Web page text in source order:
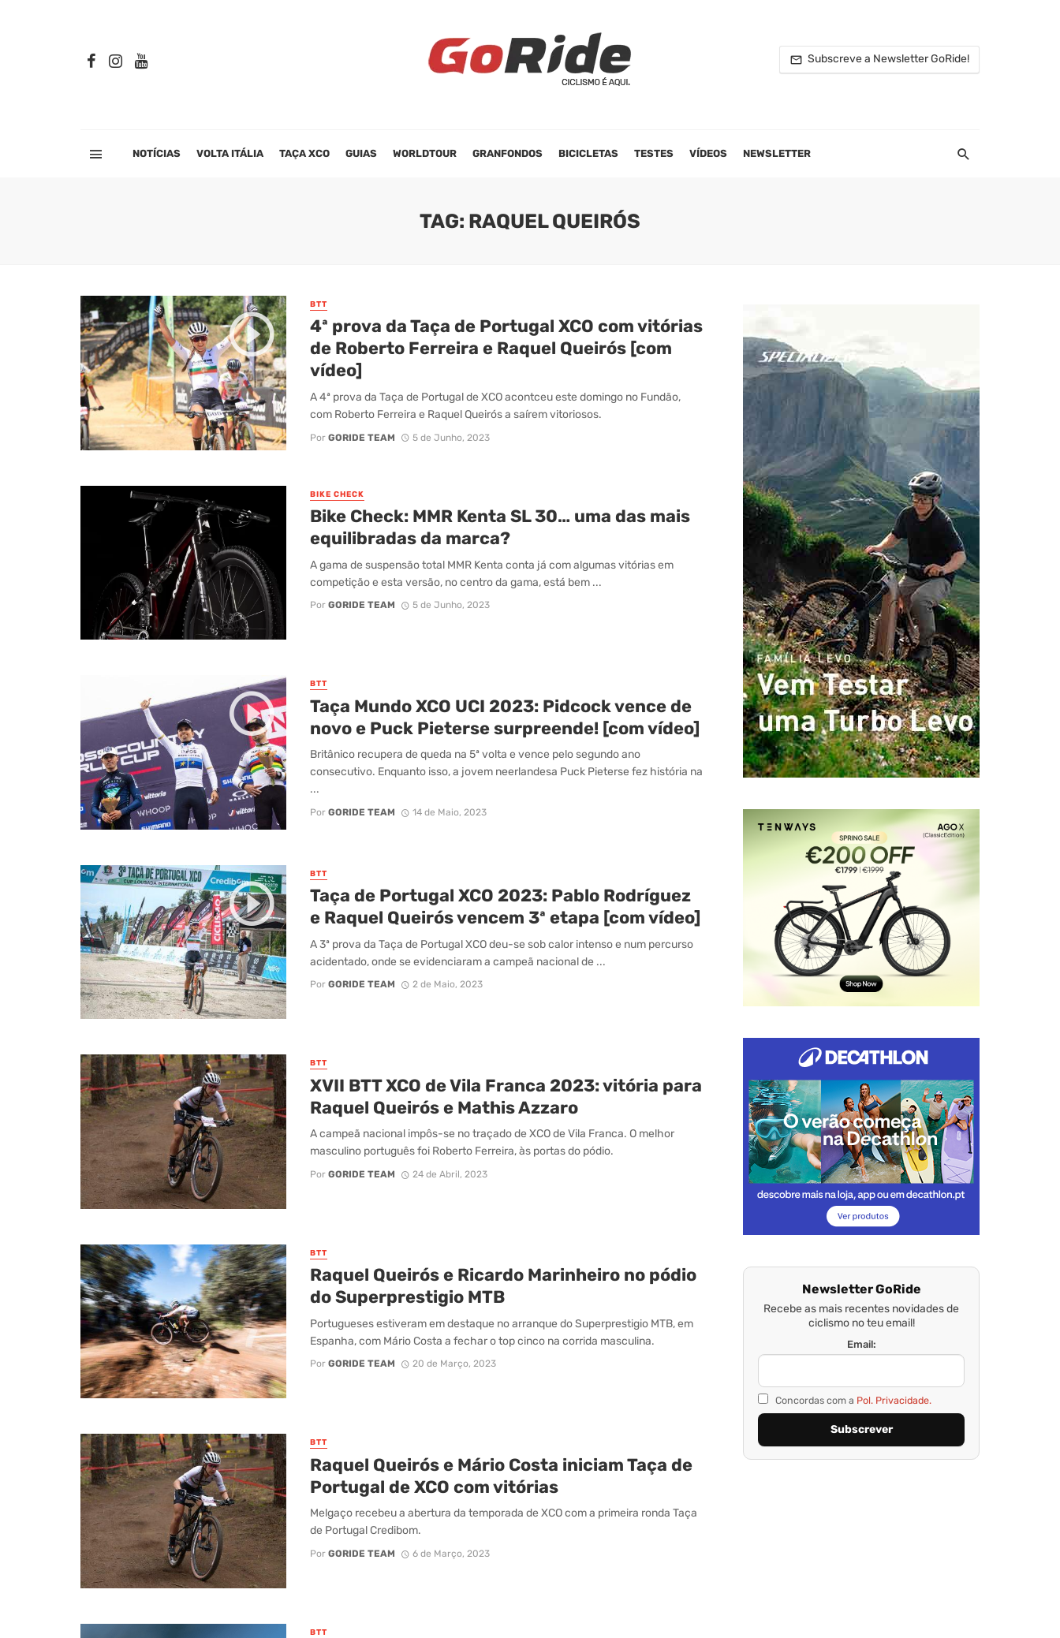
Subscreve a Newsletter GoRide!
NOTÍCIAS VOLTA ITÁLIA TAÇA XCO GUIAS WORLDTOUR GRANFONDOS BICICLETAS TESTES VÍDEOS NEWSLETTER
TAG: RAQUEL QUEIRÓS
BTT
4ª prova da Taça de Portugal XCO com vitórias
de Roberto Ferreira e Raquel Queirós [com
vídeo]
A 4ª prova da Taça de Portugal de XCO acontceu este domingo no Fundão,
com Roberto Ferreira e Raquel Queirós a saírem vitoriosos.
Por GORIDE TEAM 5 de Junho, 2023
BIKE CHECK
Bike Check: MMR Kenta SL 30… uma das mais
equilibradas da marca?
A gama de suspensão total MMR Kenta conta já com algumas vitórias em
competição e esta versão, no centro da gama, está bem ...
Por GORIDE TEAM 5 de Junho, 2023
BTT
Taça Mundo XCO UCI 2023: Pidcock vence de
novo e Puck Pieterse surpreende! [com vídeo]
Britânico recupera de queda na 5ª volta e vence pelo segundo ano
consecutivo. Enquanto isso, a jovem neerlandesa Puck Pieterse fez história na
...
Por GORIDE TEAM 14 de Maio, 2023
BTT
Taça de Portugal XCO 2023: Pablo Rodríguez
e Raquel Queirós vencem 3ª etapa [com vídeo]
A 3ª prova da Taça de Portugal XCO deu-se sob calor intenso e num percurso
acidentado, onde se evidenciaram a campeã nacional de ...
Por GORIDE TEAM 2 de Maio, 2023
BTT
XVII BTT XCO de Vila Franca 2023: vitória para
Raquel Queirós e Mathis Azzaro
A campeã nacional impôs-se no traçado de XCO de Vila Franca. O melhor
masculino português foi Roberto Ferreira, às portas do pódio.
Por GORIDE TEAM 24 de Abril, 2023
BTT
Raquel Queirós e Ricardo Marinheiro no pódio
do Superprestigio MTB
Portugueses estiveram em destaque no arranque do Superprestigio MTB, em
Espanha, com Mário Costa a fechar o top cinco na corrida masculina.
Por GORIDE TEAM 20 de Março, 2023
BTT
Raquel Queirós e Mário Costa iniciam Taça de
Portugal de XCO com vitórias
Melgaço recebeu a abertura da temporada de XCO com a primeira ronda Taça
de Portugal Credibom.
Por GORIDE TEAM 6 de Março, 2023
BTT
Newsletter GoRide
Recebe as mais recentes novidades de
ciclismo no teu email!
Email:
Concordas com a Pol. Privacidade.